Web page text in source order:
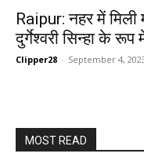
Raipur: नहर में मिली
दुर्गेश्वरी सिन्हा के रूप
Clipper28 - September 4,
MOST READ